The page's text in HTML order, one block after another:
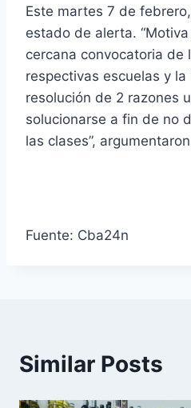
Este martes 7 de
estado de alerta.
cercana convocatoria de
respectivas escuelas y
resolución de 2 razones
solucionarse a fin de no
las clases”,
Fuente: Cba24n
Similar Posts